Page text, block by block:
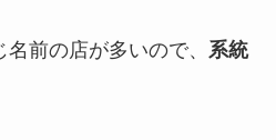
前の店が多いので、 系統